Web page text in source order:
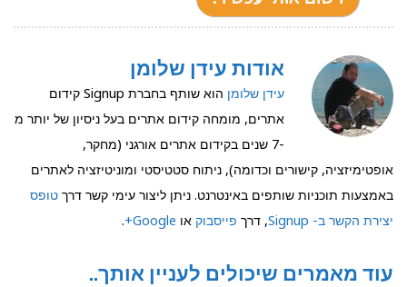
אודות עידן שלומן
עידן שלומן
הוא שותף בחברת Signup קידום
אתרים, מומחה קידום אתרים בעל ניסיון של יותר מ
-7 שנים בקידום אתרים אורגני (מחקר,
אופטימיזציה, קישורים וכדומה), ניתוח סטטיסטי ומוניטיזציה לאתרים
באמצעות תוכניות שותפים באינטרנט. ניתן ליצור עימי קשר דרך טופס
יצירת הקשר ב- Signup
, דרך פייסבוק או Google+
.
עוד מאמרים שיכולים לעניין אותך..